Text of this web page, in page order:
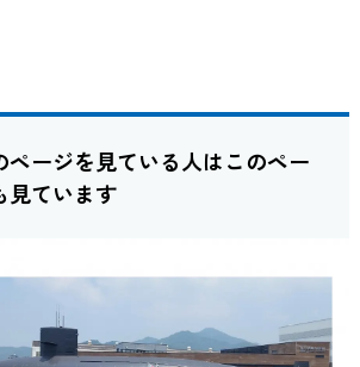
ページを見ている人はこのペー
見ています